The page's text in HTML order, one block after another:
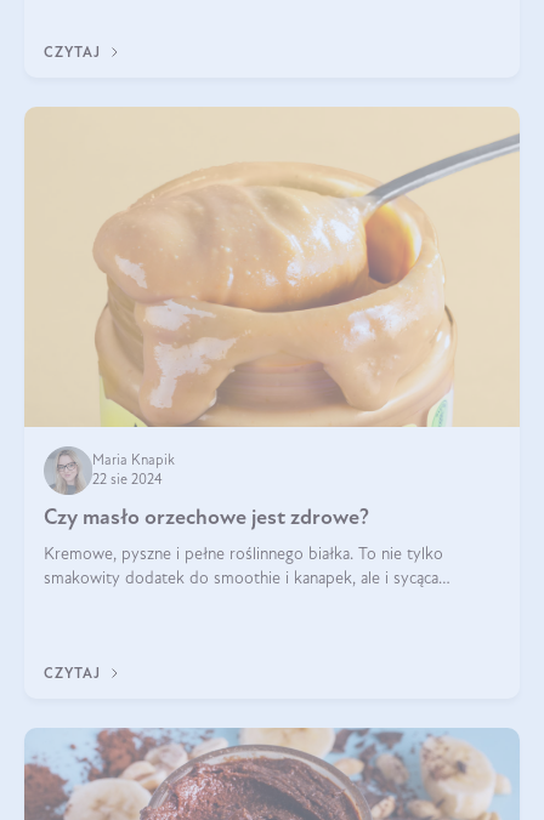
CZYTAJ
Maria Knapik
22 sie 2024
Czy masło orzechowe jest zdrowe?
Kremowe, pyszne i pełne roślinnego białka. To nie tylko
smakowity dodatek do smoothie i kanapek, ale i sycąca
CZYTAJ